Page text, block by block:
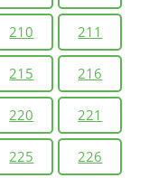
210 211
215 216
220 221
225 226